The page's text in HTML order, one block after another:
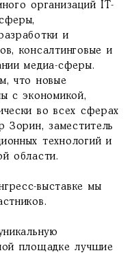
организаций IT-
и
консалтинговые и
медиа-сферы.
что новые
с экономикой,
во всех сферах
Зорин, заместитель
технологий и
области.
выставке мы
площадке лучшие